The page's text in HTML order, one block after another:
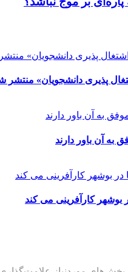
پذیری دانشجویان» منتشر
به آن باور دارند
بوشهر کارآفرینی می کند